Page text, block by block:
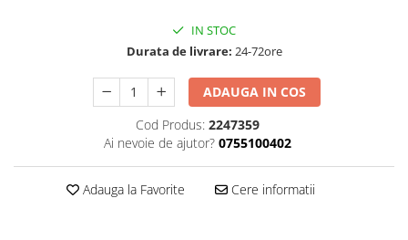
IN STOC
Durata de livrare: 24-72ore
ADAUGA IN COS
Cod Produs: 2247359
Ai nevoie de ajutor? 0755100402
Adauga la Favorite Cere informatii